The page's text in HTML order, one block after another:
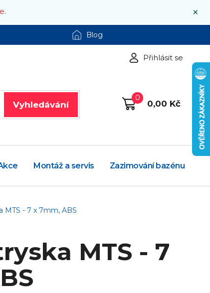
×
Blog
Přihlásit se
Vyhledávání
0
0,00 Kč
Montáž a servis Zazimování bazénu
MTS - 7 x 7mm, ABS
MTS - 7